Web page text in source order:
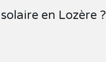
en Lozère ?